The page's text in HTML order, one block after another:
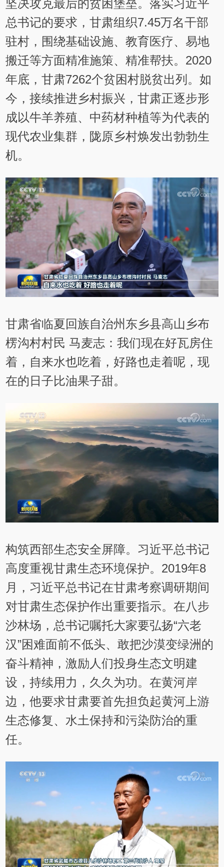
坚决攻克最后的贫困堡垒。落实习近平
总书记的要求，甘肃组织7.45万名干部
驻村，围绕基础设施、教育医疗、易地
搬迁等方面精准施策、精准帮扶。2020
年底，甘肃7262个贫困村脱贫出列。如
今，接续推进乡村振兴，甘肃正逐步形
成以牛羊养殖、中药材种植等为代表的
现代农业集群，陇原乡村焕发出勃勃生
机。
甘肃省临夏回族自治州东乡县高山乡布
楞沟村村民 马麦志：我们现在好瓦房住
着，自来水也吃着，好路也走着呢，现
在的日子比油果子甜。
构筑西部生态安全屏障。习近平总书记
高度重视甘肃生态环境保护。2019年8
月，习近平总书记在甘肃考察调研期间
对甘肃生态保护作出重要指示。在八步
沙林场，总书记嘱托大家要弘扬“六老
汉”困难面前不低头、敢把沙漠变绿洲的
奋斗精神，激励人们投身生态文明建
设，持续用力，久久为功。在黄河岸
边，他要求甘肃要首先担负起黄河上游
生态修复、水土保持和污染防治的重
任。